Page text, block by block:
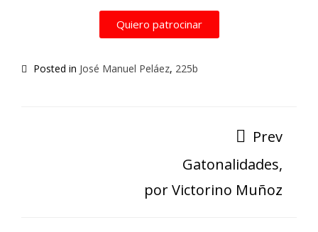
Quiero patrocinar
Posted in José Manuel Peláez, 225b
Prev
Gatonalidades,
por Victorino Muñoz